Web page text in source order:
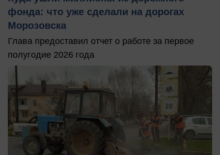
фонда: что уже сделали на дорогах
Морозовска
Глава предоставил отчет о работе за первое
полугодие 2026 года